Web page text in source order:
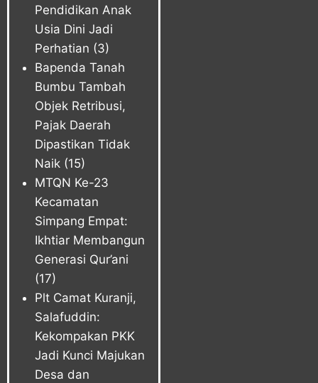
Pendidikan Anak
Usia Dini Jadi
Perhatian (3)
Bapenda Tanah
Bumbu Tambah
Objek Retribusi,
Pajak Daerah
Dipastikan Tidak
Naik (15)
MTQN Ke-23
Kecamatan
Simpang Empat:
Ikhtiar Membangun
Generasi Qur’ani
(17)
Plt Camat Kuranji,
Salafuddin:
Kekompakan PKK
Jadi Kunci Majukan
Desa dan